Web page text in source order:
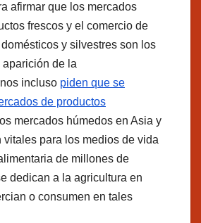
afirmar que los mercados
frescos y el comercio de
y silvestres son los
de la
incluso piden que se
de productos
mercados húmedos en Asia y
vitales para los medios de vida
de millones de
dedican a la agricultura en
o consumen en tales